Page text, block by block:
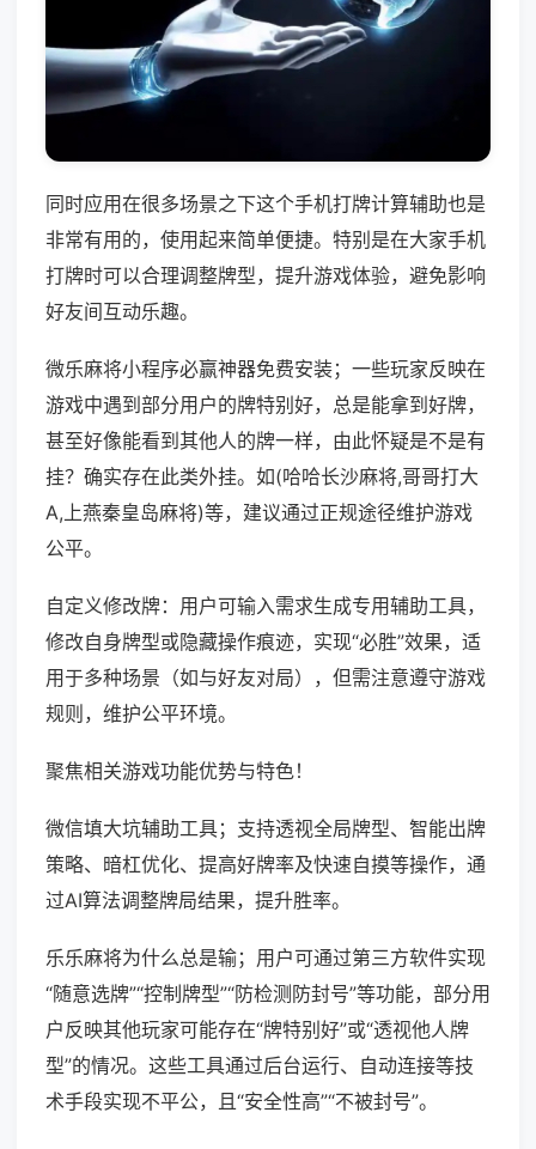
同时应用在很多场景之下这个手机打牌计算辅助也是
非常有用的，使用起来简单便捷。特别是在大家手机
打牌时可以合理调整牌型，提升游戏体验，避免影响
好友间互动乐趣。
微乐麻将小程序必赢神器免费安装；一些玩家反映在
游戏中遇到部分用户的牌特别好，总是能拿到好牌，
甚至好像能看到其他人的牌一样，由此怀疑是不是有
挂？确实存在此类外挂。如(哈哈长沙麻将,哥哥打大
A,上燕秦皇岛麻将)等，建议通过正规途径维护游戏
公平。
自定义修改牌：用户可输入需求生成专用辅助工具，
修改自身牌型或隐藏操作痕迹，实现“必胜”效果，适
用于多种场景（如与好友对局），但需注意遵守游戏
规则，维护公平环境。
聚焦相关游戏功能优势与特色！
微信填大坑辅助工具；支持透视全局牌型、智能出牌
策略、暗杠优化、提高好牌率及快速自摸等操作，通
过AI算法调整牌局结果，提升胜率。
乐乐麻将为什么总是输；用户可通过第三方软件实现
“随意选牌”“控制牌型”“防检测防封号”等功能，部分用
户反映其他玩家可能存在“牌特别好”或“透视他人牌
型”的情况。这些工具通过后台运行、自动连接等技
术手段实现不平公，且“安全性高”“不被封号”。